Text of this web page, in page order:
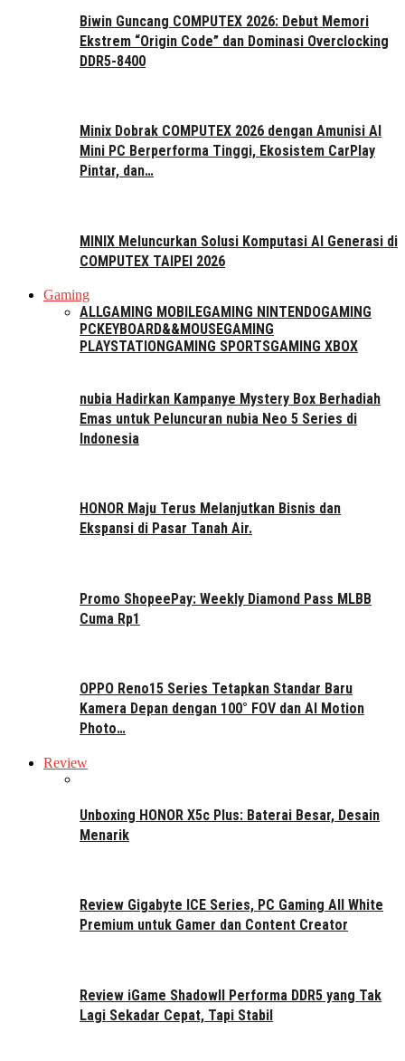
Biwin Guncang COMPUTEX 2026: Debut Memori
Ekstrem “Origin Code” dan Dominasi Overclocking
DDR5-8400
Minix Dobrak COMPUTEX 2026 dengan Amunisi AI
Mini PC Berperforma Tinggi, Ekosistem CarPlay
Pintar, dan…
MINIX Meluncurkan Solusi Komputasi AI Generasi di
COMPUTEX TAIPEI 2026
Gaming
ALLGAMING MOBILEGAMING NINTENDOGAMING
PC KEYBOARD&&MOUSEGAMING
PLAYSTATION GAMING SPORTSGAMING XBOX
nubia Hadirkan Kampanye Mystery Box Berhadiah
Emas untuk Peluncuran nubia Neo 5 Series di
Indonesia
HONOR Maju Terus Melanjutkan Bisnis dan
Ekspansi di Pasar Tanah Air.
Promo ShopeePay: Weekly Diamond Pass MLBB
Cuma Rp1
OPPO Reno15 Series Tetapkan Standar Baru
Kamera Depan dengan 100° FOV dan AI Motion
Photo…
Review
Unboxing HONOR X5c Plus: Baterai Besar, Desain
Menarik
Review Gigabyte ICE Series, PC Gaming All White
Premium untuk Gamer dan Content Creator
Review iGame ShadowII Performa DDR5 yang Tak
Lagi Sekadar Cepat, Tapi Stabil